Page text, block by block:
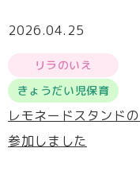
2026.04.25
リラのいえ
きょうだい児保育
レモネードスタンド
参加しました